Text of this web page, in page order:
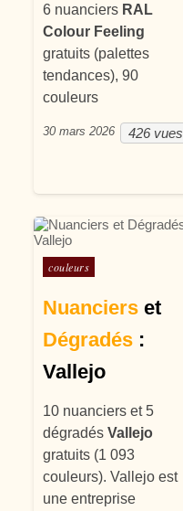
6 nuanciers RAL
Colour Feeling
gratuits (palettes
tendances), 90
couleurs
426 vues
30 mars 2026
Posté dans
couleurs
Nuanciers et
Dégradés :
Vallejo
10 nuanciers et 5
dégradésVallejo
gratuits (1 093
couleurs). Vallejo est
une entreprise